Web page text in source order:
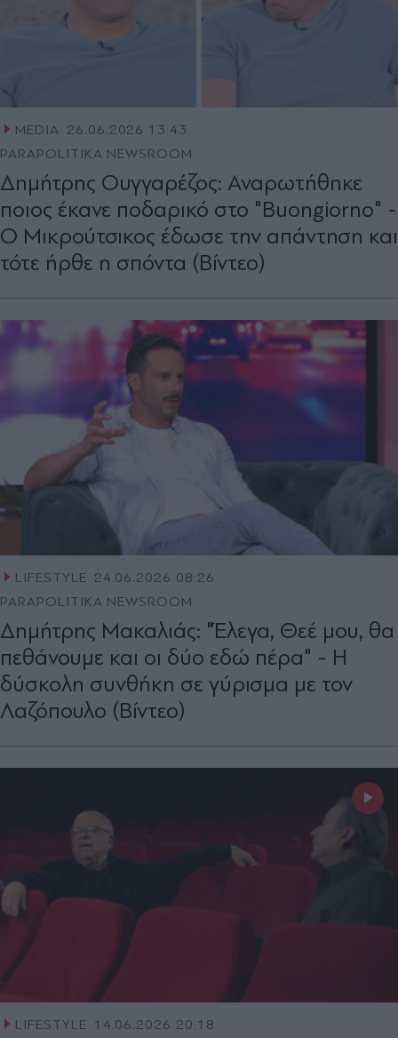
MEDIA 26.06.2026 13:43
PARAPOLITIKA NEWSROOM
Δημήτρης Ουγγαρέζος: Αναρωτήθηκε
ποιος έκανε ποδαρικό στο "Buongiorno" -
Ο Μικρούτσικος έδωσε την απάντηση και
τότε ήρθε η σπόντα (Βίντεο)
LIFESTYLE
24.06.2026 08:26
PARAPOLITIKA NEWSROOM
Δημήτρης Μακαλιάς: "Έλεγα, Θεέ μου, θα
πεθάνουμε και οι δύο εδώ πέρα" - H
δύσκολη συνθήκη σε γύρισμα με τον
Λαζόπουλο (Βίντεο)
LIFESTYLE 14.06.2026 20:18